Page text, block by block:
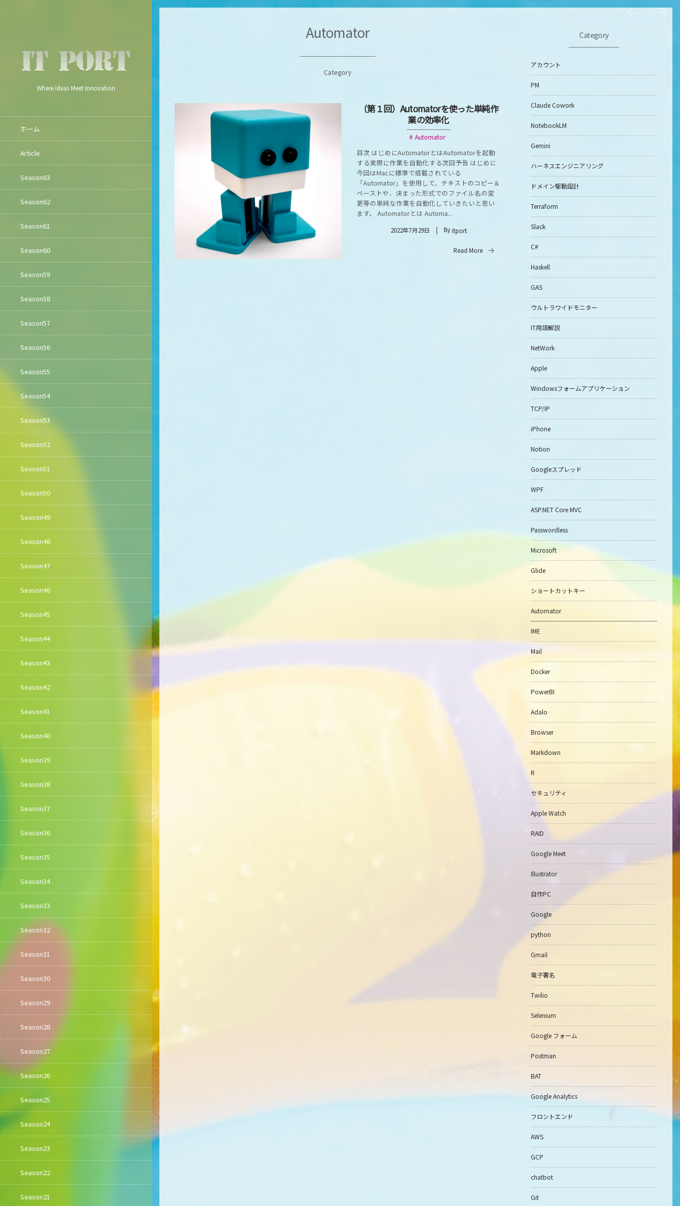
Where Ideas Meet Innovation
ホーム
Article
Season63
Season62
Season61
Season60
Season59
Season58
Season57
Season56
Season55
Season54
Season53
Season52
Season51
Season50
Season49
Season48
Season47
Season46
Season45
Season44
Season43
Season42
Season41
Season40
Season39
Season38
Season37
Season36
Season35
Season34
Season33
Season32
Season31
Season30
Season29
Season28
Season27
Season26
Season25
Season24
Season23
Season22
Season21
Automator
Category
（第１回）Automatorを使った単純作
業の効率化
Automator
目次 はじめにAutomatorとはAutomatorを起動
する実際に作業を自動化する次回予告 はじめに
今回はMacに標準で搭載されている
「Automator」を使用して、テキストのコピー＆
ペーストや、決まった形式でのファイル名の変
更等の単純な作業を自動化していきたいと思い
ます。 Automatorとは Automa...
2022年7月29日 Byitport
Read More
Category
アカウント
PM
Claude Cowork
NotebookLM
Gemini
ハーネスエンジニアリング
ドメイン駆動設計
Terraform
Slack
C#
Haskell
GAS
ウルトラワイドモニター
IT用語解説
NetWork
Apple
Windowsフォームアプリケーション
TCP/IP
iPhone
Notion
Googleスプレッド
WPF
ASP.NET Core MVC
Passwordless
Microsoft
Glide
ショートカットキー
Automator
IME
Mail
Docker
PowerBI
Adalo
Browser
Markdown
R
セキュリティ
Apple Watch
RAID
Google Meet
Illustrator
自作PC
Google
python
Gmail
電子署名
Twilio
Selenium
Google フォーム
Postman
BAT
Google Analytics
フロントエンド
AWS
GCP
chatbot
Git